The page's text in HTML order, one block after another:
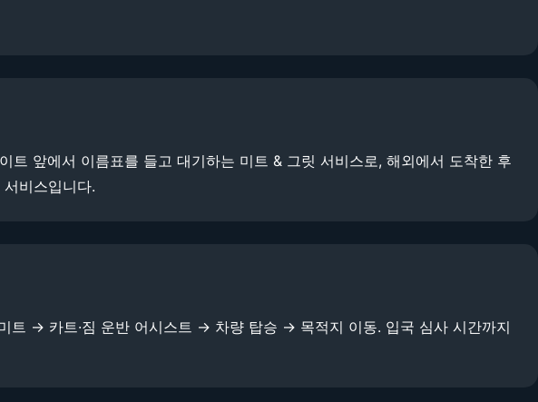
트 앞에서 이름표를 들고 대기하는 미트 & 그릿 서비스로, 해외에서 도착한 후
비스입니다.
트 → 카트·짐 운반 어시스트 → 차량 탑승 → 목적지 이동. 입국 심사 시간까지